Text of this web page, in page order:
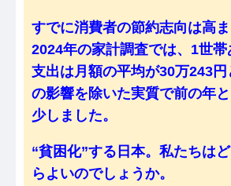
すでに消費者の節約志向は高ま
2024年の家計調査では、1世
支出は月額の平均が30万243
の影響を除いた実質で前の年
少しました。
“貧困化”する日本。私たちは
らよいのでしょうか。